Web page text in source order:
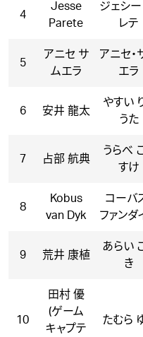
4
Jesse
Parete
ジェシー
レテ
5
アニセ サ
ムエラ
アニセ・
エラ
6 安井 龍太
やすい
うた
7 占部 航典
うらべ
すけ
8
Kobus
van Dyk
コーバ
ファンダ
9 荒井 康植
あらい
き
10
田村 優
(ゲーム
キャプテ
たむら